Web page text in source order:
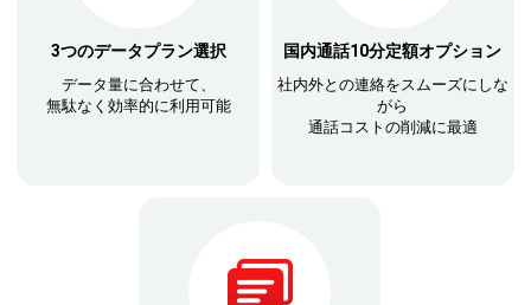
3つのデータプラン選択
データ量に合わせて、
無駄なく効率的に利用可能
国内通話10分定額オプション
社内外との連絡をスムーズにしな
がら
通話コストの削減に最適